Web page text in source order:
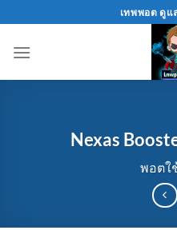
to
content
เทพพอต ดู
Nexas
พอตใ